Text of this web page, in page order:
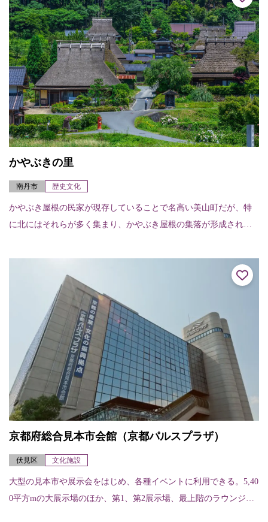
かやぶきの里
南丹市 歴史文化
かやぶき屋根の民家が現存していることで名高い美山町だが、特
に北にはそれらが多く集まり、かやぶき屋根の集落が形成されて
む光景となっている。...
京都府総合見本市会館（京都パルスプラザ）
伏見区 文化施設
大型の見本市や展示会をはじめ、各種イベントに利用できる。5,40
0平方mの大展示場のほか、第1、第2展示場、最上階のラウンジ